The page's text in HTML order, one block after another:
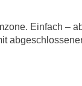
Einfach –